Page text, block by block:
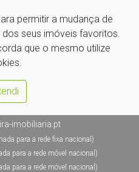
permitir a mudança de
seus imóveis favoritos.
que o mesmo utilize
imobiliaria.pt
para a rede fixa nacional)
para a rede móvel nacional)
para a rede móvel nacional)